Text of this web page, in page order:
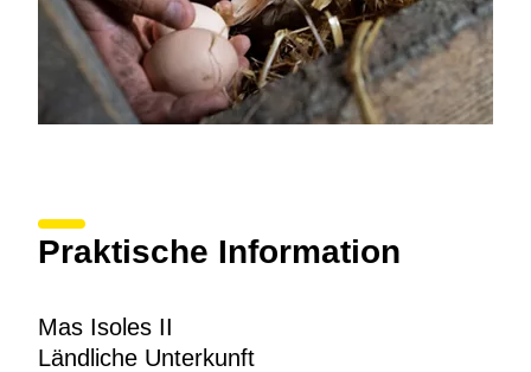
Praktische Information
Mas Isoles II
Ländliche Unterkunft